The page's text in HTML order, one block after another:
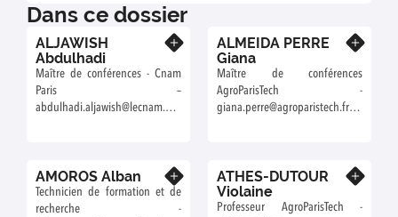
Dans ce dossier
ALJAWISH
Abdulhadi
Maître de conférences - Cnam
Paris –
abdulhadi.aljawish@lecnam.net
ALMEIDA PERRE
Giana
Maître de conférences
AgroParisTech -
giana.perre@agroparistech.fr -
AMOROS Alban
Technicien de formation et de
recherche -
ATHES-DUTOUR
Violaine
Professeur AgroParisTech -